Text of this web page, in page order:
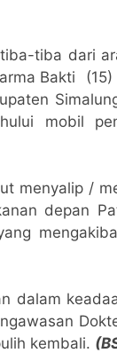
tiba dari
Bakti
mobil
menyalip /
depan
dalam
kembali.